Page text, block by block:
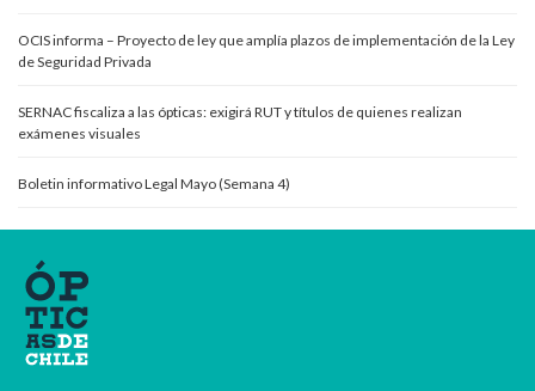
OCIS informa – Proyecto de ley que amplía plazos de implementación de la Ley
de Seguridad Privada
SERNAC fiscaliza a las ópticas: exigirá RUT y títulos de quienes realizan
exámenes visuales
Boletin informativo Legal Mayo (Semana 4)